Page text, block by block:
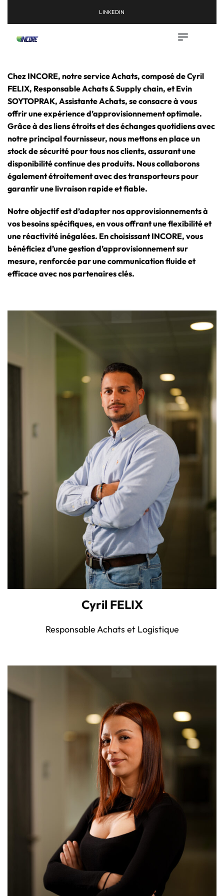
LINKEDIN
Chez INCORE, notre service Achats, composé de Cyril
FELIX, Responsable Achats & Supply chain, et Evin
SOYTOPRAK, Assistante Achats, se consacre à vous
offrir une expérience d’approvisionnement optimale.
Grâce à des liens étroits et des échanges quotidiens avec
notre principal fournisseur, nous mettons en place un
stock de sécurité pour tous nos clients, assurant une
disponibilité continue des produits. Nous collaborons
également étroitement avec des transporteurs pour
garantir une livraison rapide et fiable.
Notre objectif est d’adapter nos approvisionnements à
vos besoins spécifiques, en vous offrant une flexibilité et
une réactivité inégalées. En choisissant INCORE, vous
bénéficiez d’une gestion d’approvisionnement sur
mesure, renforcée par une communication fluide et
efficace avec nos partenaires clés.
Cyril FELIX
Responsable Achats et Logistique